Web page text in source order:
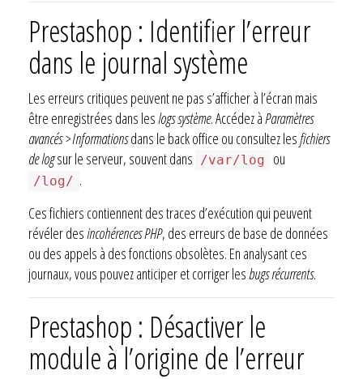
Prestashop : Identifier l’erreur
dans le journal système
Les erreurs critiques peuvent ne pas s’afficher à l’écran mais
être enregistrées dans les logs système. Accédez àParamètres
avancés > Informationsdans le back office ou consultez lesfichiers
de logsur le serveur, souvent dans /var/log ou
/log/ .
Ces fichiers contiennent des traces d’exécution qui peuvent
révéler desincohérences PHP, des erreurs de base de données
ou des appels à des fonctions obsolètes. En analysant ces
journaux, vous pouvez anticiper et corriger les bugs récurrents.
Prestashop : Désactiver le
module à l’origine de l’erreur